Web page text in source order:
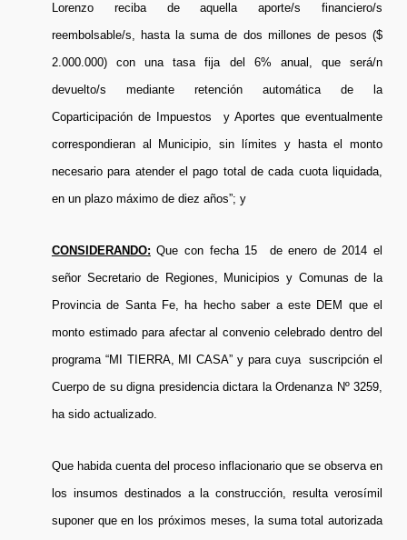
Lorenzo reciba de aquella aporte/s financiero/s
reembolsable/s, hasta la suma de dos millones de pesos ($
2.000.000) con una tasa fija del 6% anual, que será/n
devuelto/s mediante retención automática de la
Coparticipación de Impuestos y Aportes que eventualmente
correspondieran al Municipio, sin límites y hasta el monto
necesario para atender el pago total de cada cuota liquidada,
en un plazo máximo de diez años”; y
CONSIDERANDO: Que con fecha 15 de enero de 2014 el
señor Secretario de Regiones, Municipios y Comunas de la
Provincia de Santa Fe, ha hecho saber a este DEM que el
monto estimado para afectar al convenio celebrado dentro del
programa “MI TIERRA, MI CASA” y para cuya suscripción el
Cuerpo de su digna presidencia dictara la Ordenanza Nº 3259,
ha sido actualizado.
Que habida cuenta del proceso inflacionario que se observa en
los insumos destinados a la construcción, resulta verosímil
suponer que en los próximos meses, la suma total autorizada